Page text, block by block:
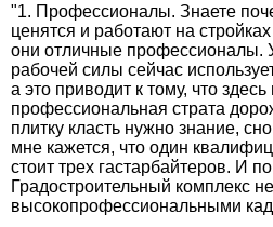
"1. Профессионалы. Знаете
ценятся и работают на
они отличные профессионалы.
рабочей силы сейчас
а это приводит к тому, что
профессиональная страта
плитку класть нужно знание,
мне кажется, что один
стоит трех гастарбайтеров. И
Градостроительный комплекс
высокопрофессиональными